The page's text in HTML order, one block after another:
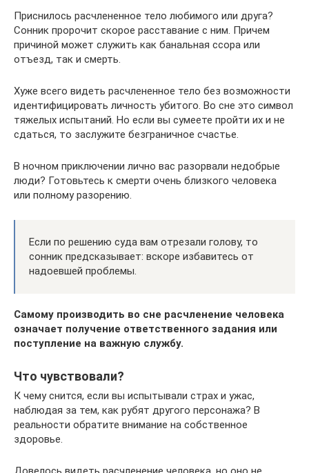
Приснилось расчлененное тело любимого или друга?
Сонник пророчит скорое расставание с ним. Причем
причиной может служить как банальная ссора или
отъезд, так и смерть.
Хуже всего видеть расчлененное тело без возможности
идентифицировать личность убитого. Во сне это символ
тяжелых испытаний. Но если вы сумеете пройти их и не
сдаться, то заслужите безграничное счастье.
В ночном приключении лично вас разорвали недобрые
люди? Готовьтесь к смерти очень близкого человека
или полному разорению.
Если по решению суда вам отрезали голову, то
сонник предсказывает: вскоре избавитесь от
надоевшей проблемы.
Самому производить во сне расчленение человека
означает получение ответственного задания или
поступление на важную службу.
Что чувствовали?
К чему снится, если вы испытывали страх и ужас,
наблюдая за тем, как рубят другого персонажа? В
реальности обратите внимание на собственное
здоровье.